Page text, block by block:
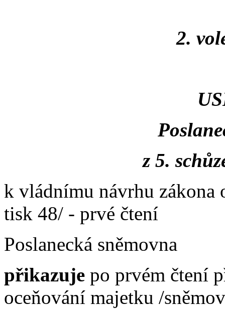
2.
z 5.
k vládnímu návrhu zákona
tisk 48/ - prvé čtení
Poslanecká sněmovna
přikazuje po prvém čtení
oceňování majetku /